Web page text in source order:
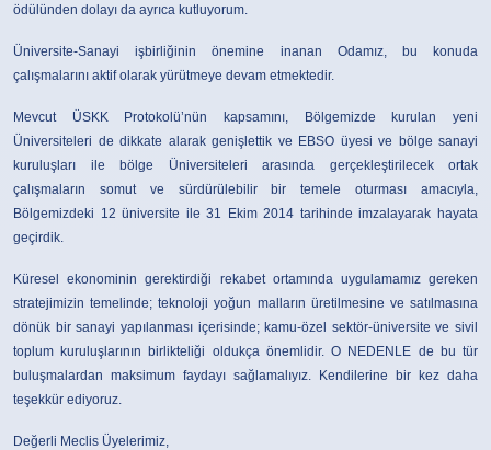
ödülünden dolayı da ayrıca kutluyorum.
Üniversite-Sanayi işbirliğinin önemine inanan Odamız, bu konuda
çalışmalarını aktif olarak yürütmeye devam etmektedir.
Mevcut ÜSKK Protokolü’nün kapsamını, Bölgemizde kurulan yeni
Üniversiteleri de dikkate alarak genişlettik ve EBSO üyesi ve bölge sanayi
kuruluşları ile bölge Üniversiteleri arasında gerçekleştirilecek ortak
çalışmaların somut ve sürdürülebilir bir temele oturması amacıyla,
Bölgemizdeki 12 üniversite ile 31 Ekim 2014 tarihinde imzalayarak hayata
geçirdik.
Küresel ekonominin gerektirdiği rekabet ortamında uygulamamız gereken
stratejimizin temelinde; teknoloji yoğun malların üretilmesine ve satılmasına
dönük bir sanayi yapılanması içerisinde; kamu-özel sektör-üniversite ve sivil
toplum kuruluşlarının birlikteliği oldukça önemlidir. O NEDENLE de bu tür
buluşmalardan maksimum faydayı sağlamalıyız. Kendilerine bir kez daha
teşekkür ediyoruz.
Değerli Meclis Üyelerimiz,